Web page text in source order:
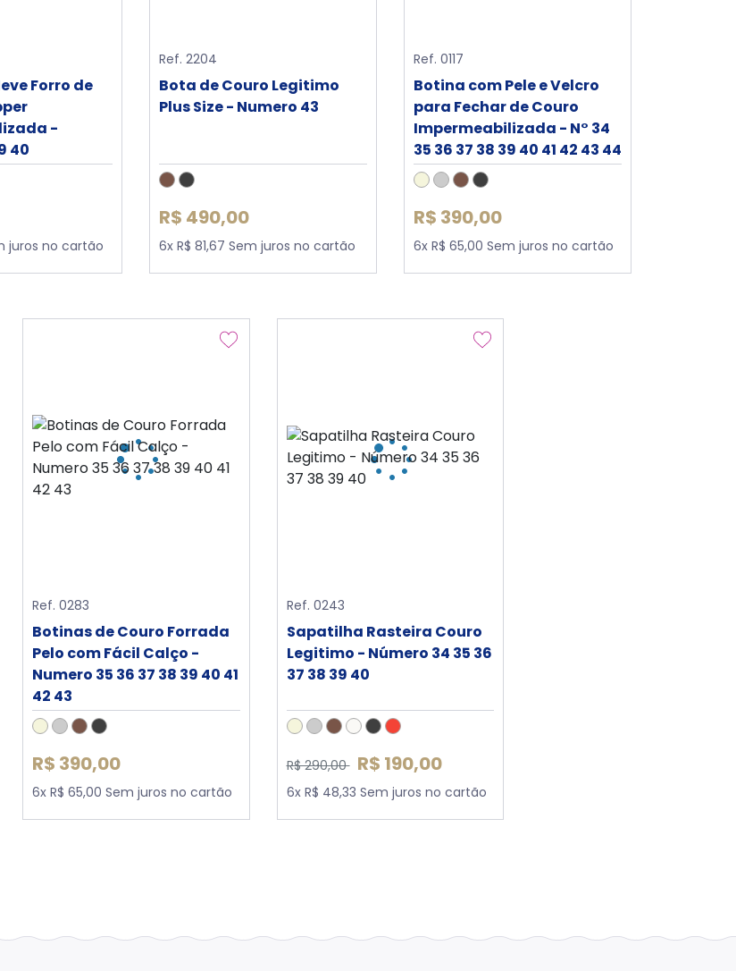
Forro de
-
40
juros no cartão
Ref. 2204
Bota de Couro Legitimo
Plus Size - Numero 43
R$ 490,00
6x R$ 81,67 Sem juros no cartão
Ref. 0117
Botina com Pele e Velcro
para Fechar de Couro
Impermeabilizada - N° 34
35 36 37 38 39 40 41 42 43 44
R$ 390,00
6x R$ 65,00 Sem juros no cartão
Ref. 0283
Botinas de Couro Forrada
Pelo com Fácil Calço -
Numero 35 36 37 38 39 40 41
42 43
R$ 390,00
6x R$ 65,00 Sem juros no cartão
Ref. 0243
Sapatilha Rasteira Couro
Legitimo - Número 34 35 36
37 38 39 40
R$ 290,00 R$ 190,00
6x R$ 48,33 Sem juros no cartão